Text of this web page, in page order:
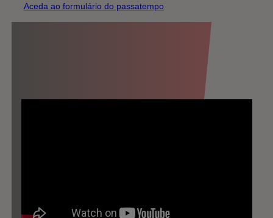
Aceda ao formulário do passatempo